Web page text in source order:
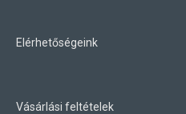
Elérhetőségeink
Vásárlási feltételek